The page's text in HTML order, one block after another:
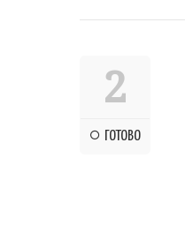
2
ГОТОВО